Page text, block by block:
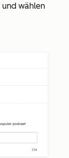
und wählen